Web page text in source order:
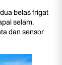
belas frigat
selam,
dan sensor